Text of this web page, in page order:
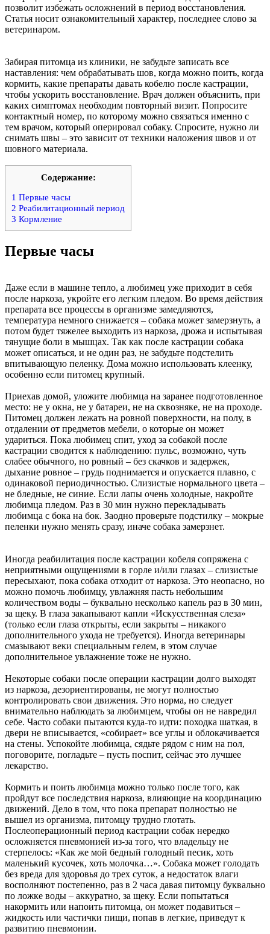
позволит избежать осложнений в период восстановления.
Статья носит ознакомительный характер, последнее слово за
ветеринаром.
Забирая питомца из клиники, не забудьте записать все
наставления: чем обрабатывать шов, когда можно поить, когда
кормить, какие препараты давать кобелю после кастрации,
чтобы ускорить восстановление. Врач должен объяснить, при
каких симптомах необходим повторный визит. Попросите
контактный номер, по которому можно связаться именно с
тем врачом, который оперировал собаку. Спросите, нужно ли
снимать швы – это зависит от техники наложения швов и от
шовного материала.
Содержание:
1 Первые часы
2 Реабилитационный период
3 Кормление
Первые часы
Даже если в машине тепло, а любимец уже приходит в себя
после наркоза, укройте его легким пледом. Во время действия
препарата все процессы в организме замедляются,
температура немного снижается – собака может замерзнуть, а
потом будет тяжелее выходить из наркоза, дрожа и испытывая
тянущие боли в мышцах. Так как после кастрации собака
может описаться, и не один раз, не забудьте подстелить
впитывающую пеленку. Дома можно использовать клеенку,
особенно если питомец крупный.
Приехав домой, уложите любимца на заранее подготовленное
место: не у окна, не у батареи, не на сквозняке, не на проходе.
Питомец должен лежать на ровной поверхности, на полу, в
отдалении от предметов мебели, о которые он может
удариться. Пока любимец спит, уход за собакой после
кастрации сводится к наблюдению: пульс, возможно, чуть
слабее обычного, но ровный – без скачков и задержек,
дыхание ровное – грудь поднимается и опускается плавно, с
одинаковой периодичностью. Слизистые нормального цвета –
не бледные, не синие. Если лапы очень холодные, накройте
любимца пледом. Раз в 30 мин нужно перекладывать
любимца с бока на бок. Заодно проверьте подстилку – мокрые
пеленки нужно менять сразу, иначе собака замерзнет.
Иногда реабилитация после кастрации кобеля сопряжена с
неприятными ощущениями в горле и/или глазах – слизистые
пересыхают, пока собака отходит от наркоза. Это неопасно, но
можно помочь любимцу, увлажняя пасть небольшим
количеством воды – буквально несколько капель раз в 30 мин,
за щеку. В глаза закапывают капли «Искусственная слеза»
(только если глаза открыты, если закрыты – никакого
дополнительного ухода не требуется). Иногда ветеринары
смазывают веки специальным гелем, в этом случае
дополнительное увлажнение тоже не нужно.
Некоторые собаки после операции кастрации долго выходят
из наркоза, дезориентированы, не могут полностью
контролировать свои движения. Это норма, но следует
внимательно наблюдать за любимцем, чтобы он не навредил
себе. Часто собаки пытаются куда-то идти: походка шаткая, в
двери не вписывается, «собирает» все углы и облокачивается
на стены. Успокойте любимца, сядьте рядом с ним на пол,
поговорите, погладьте – пусть поспит, сейчас это лучшее
лекарство.
Кормить и поить любимца можно только после того, как
пройдут все последствия наркоза, влияющие на координацию
движений. Дело в том, что пока препарат полностью не
вышел из организма, питомцу трудно глотать.
Послеоперационный период кастрации собак нередко
осложняется пневмонией из-за того, что владельцу не
стерпелось: «Как же мой бедный голодный песик, хоть
маленький кусочек, хоть молочка…». Собака может голодать
без вреда для здоровья до трех суток, а недостаток влаги
восполняют постепенно, раз в 2 часа давая питомцу буквально
по ложке воды – аккуратно, за щеку. Если попытаться
накормить или напоить питомца, он может подавиться –
жидкость или частички пищи, попав в легкие, приведут к
развитию пневмонии.